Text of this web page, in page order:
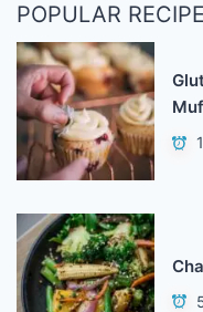
POPULAR